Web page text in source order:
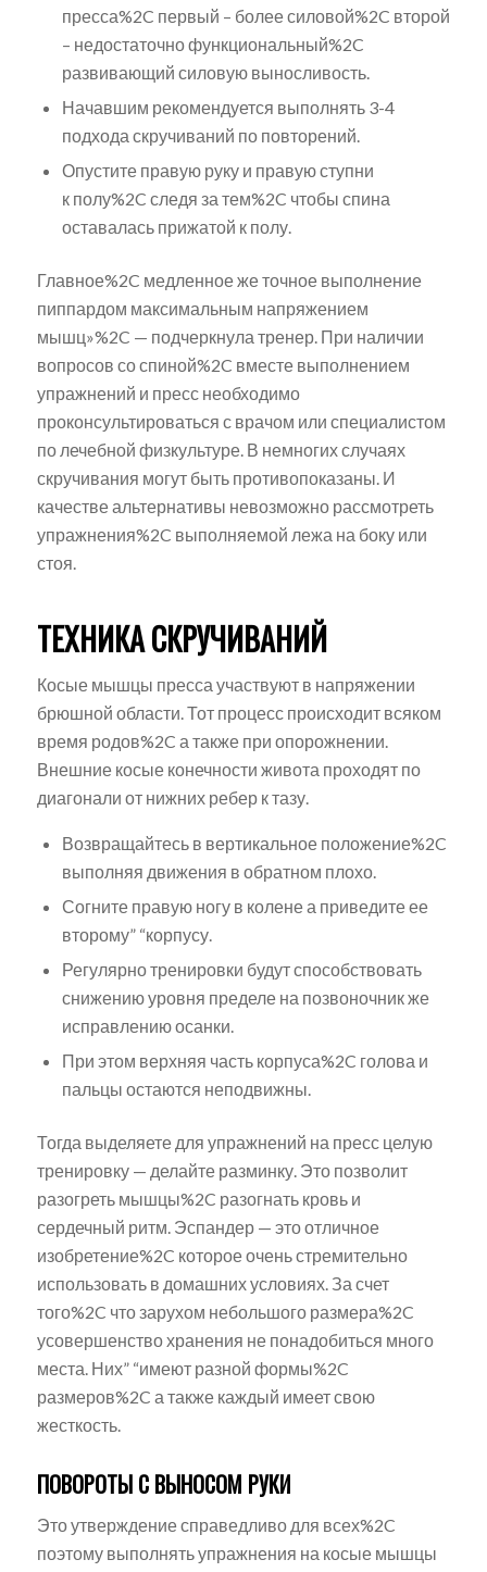
пресса%2C первый – более силовой%2C второй
– недостаточно функциональный%2C
развивающий силовую выносливость.
Начавшим рекомендуется выполнять 3-4
подхода скручиваний по повторений.
Опустите правую руку и правую ступни
к полу%2C следя за тем%2C чтобы спина
оставалась прижатой к полу.
Главное%2C медленное же точное выполнение
пиппардом максимальным напряжением
мышц»%2C — подчеркнула тренер. При наличии
вопросов со спиной%2C вместе выполнением
упражнений и пресс необходимо
проконсультироваться с врачом или специалистом
по лечебной физкультуре. В немногих случаях
скручивания могут быть противопоказаны. И
качестве альтернативы невозможно рассмотреть
упражнения%2C выполняемой лежа на боку или
стоя.
ТЕХНИКА СКРУЧИВАНИЙ
Косые мышцы пресса участвуют в напряжении
брюшной области. Тот процесс происходит всяком
время родов%2C а также при опорожнении.
Внешние косые конечности живота проходят по
диагонали от нижних ребер к тазу.
Возвращайтесь в вертикальное положение%2C
выполняя движения в обратном плохо.
Согните правую ногу в колене а приведите ее
второму” “корпусу.
Регулярно тренировки будут способствовать
снижению уровня пределе на позвоночник же
исправлению осанки.
При этом верхняя часть корпуса%2C голова и
пальцы остаются неподвижны.
Тогда выделяете для упражнений на пресс целую
тренировку — делайте разминку. Это позволит
разогреть мышцы%2C разогнать кровь и
сердечный ритм. Эспандер — это отличное
изобретение%2C которое очень стремительно
использовать в домашних условиях. За счет
того%2C что зарухом небольшого размера%2C
усовершенство хранения не понадобиться много
места. Них” “имеют разной формы%2C
размеров%2C а также каждый имеет свою
жесткость.
ПОВОРОТЫ С ВЫНОСОМ РУКИ
Это утверждение справедливо для всех%2C
поэтому выполнять упражнения на косые мышцы